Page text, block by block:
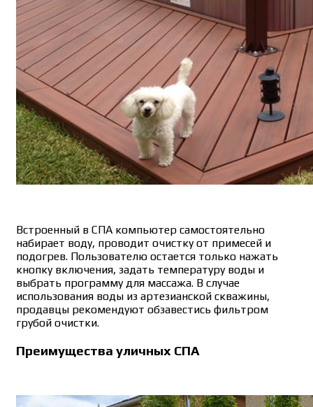
Встроенный в СПА компьютер самостоятельно
набирает воду, проводит очистку от примесей и
подогрев. Пользователю остается только нажать
кнопку включения, задать температуру воды и
выбрать программу для массажа. В случае
использования воды из артезианской скважины,
продавцы рекомендуют обзавестись фильтром
грубой очистки.
Преимущества уличных СПА